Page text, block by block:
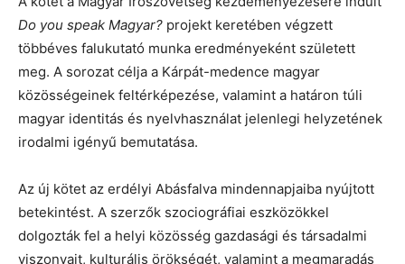
Do you speak Magyar? projekt keretében végzett
többéves falukutató munka eredményeként született
meg. A sorozat célja a Kárpát-medence magyar
közösségeinek feltérképezése, valamint a határon túli
magyar identitás és nyelvhasználat jelenlegi helyzetének
irodalmi igényű bemutatása.
Az új kötet az erdélyi Abásfalva mindennapjaiba nyújtott
betekintést. A szerzők szociográfiai eszközökkel
dolgozták fel a helyi közösség gazdasági és társadalmi
viszonyait, kulturális örökségét, valamint a megmaradás